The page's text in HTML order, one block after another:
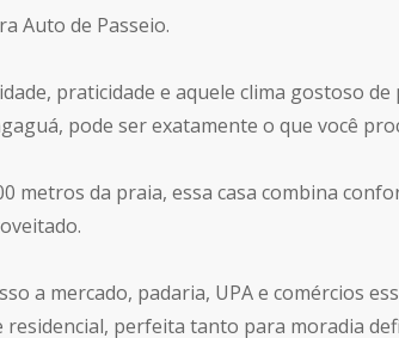
Auto de Passeio.
praticidade e aquele clima gostoso
pode ser exatamente o que você
metros da praia, essa casa combina
a mercado, padaria, UPA e comércios
residencial, perfeita tanto para moradia